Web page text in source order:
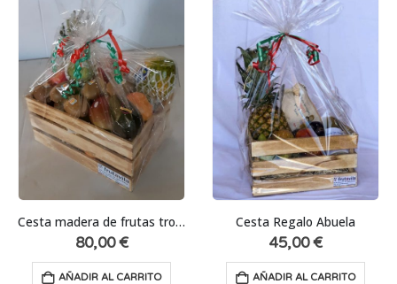
Cesta madera de frutas tropicales y exóticas
80,00€
AÑADIR AL CARRITO
Cesta Regalo Abuela
45,00€
AÑADIR AL CARRITO